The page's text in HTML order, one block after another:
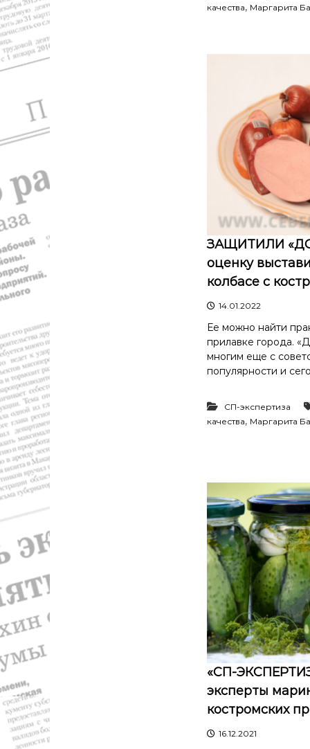
качества, Маргарита
ЗАЩИТИЛИ
оценку
колбасе с
14.01.2022
Ее можно найти
прилавке города.
многим еще с
популярности и
СП-экспертиза
качества, Маргарита
«СП-
эксперты
костромских
16.12.2021